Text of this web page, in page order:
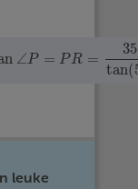
∠P = PR =
35
tan(
van∠P =PR =35tan(
leuke